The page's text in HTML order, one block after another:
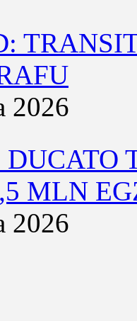
2026
DUCATO
MLN
2026